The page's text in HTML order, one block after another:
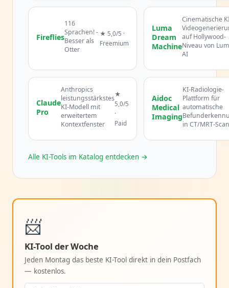
Fireflies
116
Sprachen! -
Besser als
Otter
★ 5,0/5 ·
Freemium
Luma
Dream
Machine
Cinematische
auf Hollywood-
Niveau von
AI
Claude
Pro
Anthropics
leistungsstärkstes
KI-Modell mit
erweitertem
Kontextfenster
★
5,0/5
·
Paid
Aidoc
Medical
Imaging
KI-Radiologie-
Plattform für
automatische
in CT/MRT-
Alle KI-Tools im Katalog entdecken →
📨
KI-Tool der Woche
Jeden Montag das beste KI-Tool direkt in dein Postfach
— kostenlos.